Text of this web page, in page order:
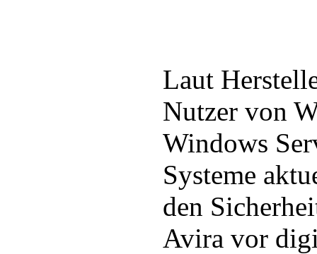
Laut
Nutzer von
Windows
Systeme
den
Avira vor